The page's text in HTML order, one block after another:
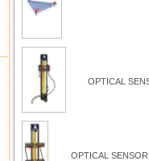
OPTICAL
OPTICAL